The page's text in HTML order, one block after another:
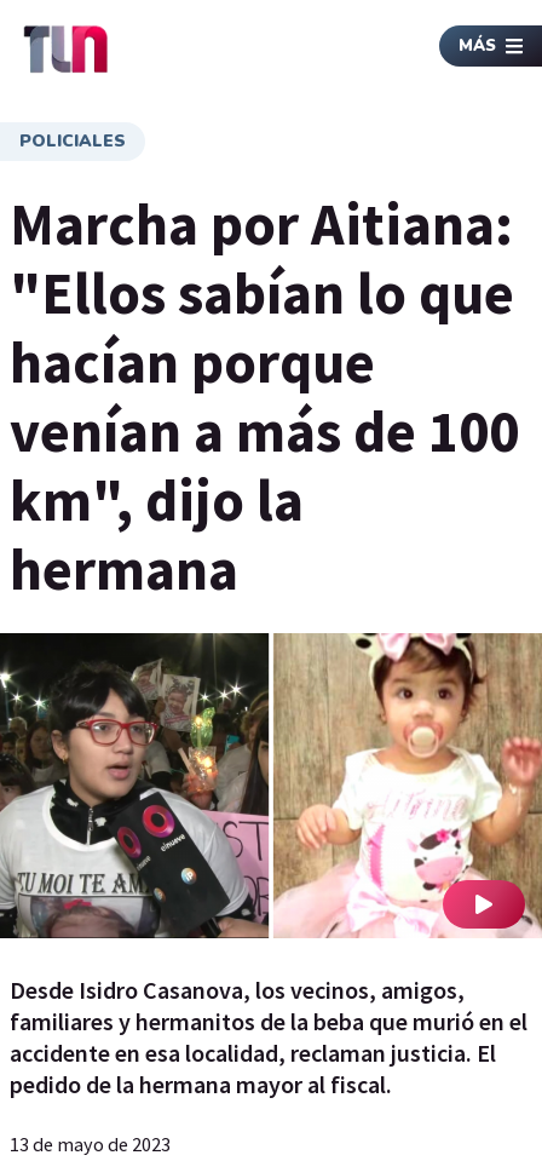
MÁS
POLICIALES
Marcha por Aitiana:
"Ellos sabían lo que
hacían porque
venían a más de 100
km", dijo la
hermana
Desde Isidro Casanova, los vecinos, amigos,
familiares y hermanitos de la beba que murió en el
accidente en esa localidad, reclaman justicia. El
pedido de la hermana mayor al fiscal.
13 de mayo de 2023